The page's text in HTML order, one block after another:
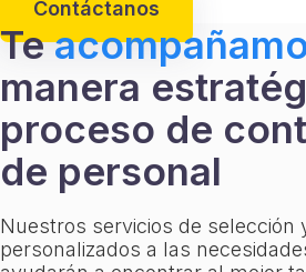
Contáctanos
Te
manera
proceso de
de personal
Nuestros servicios de selección
personalizados a las